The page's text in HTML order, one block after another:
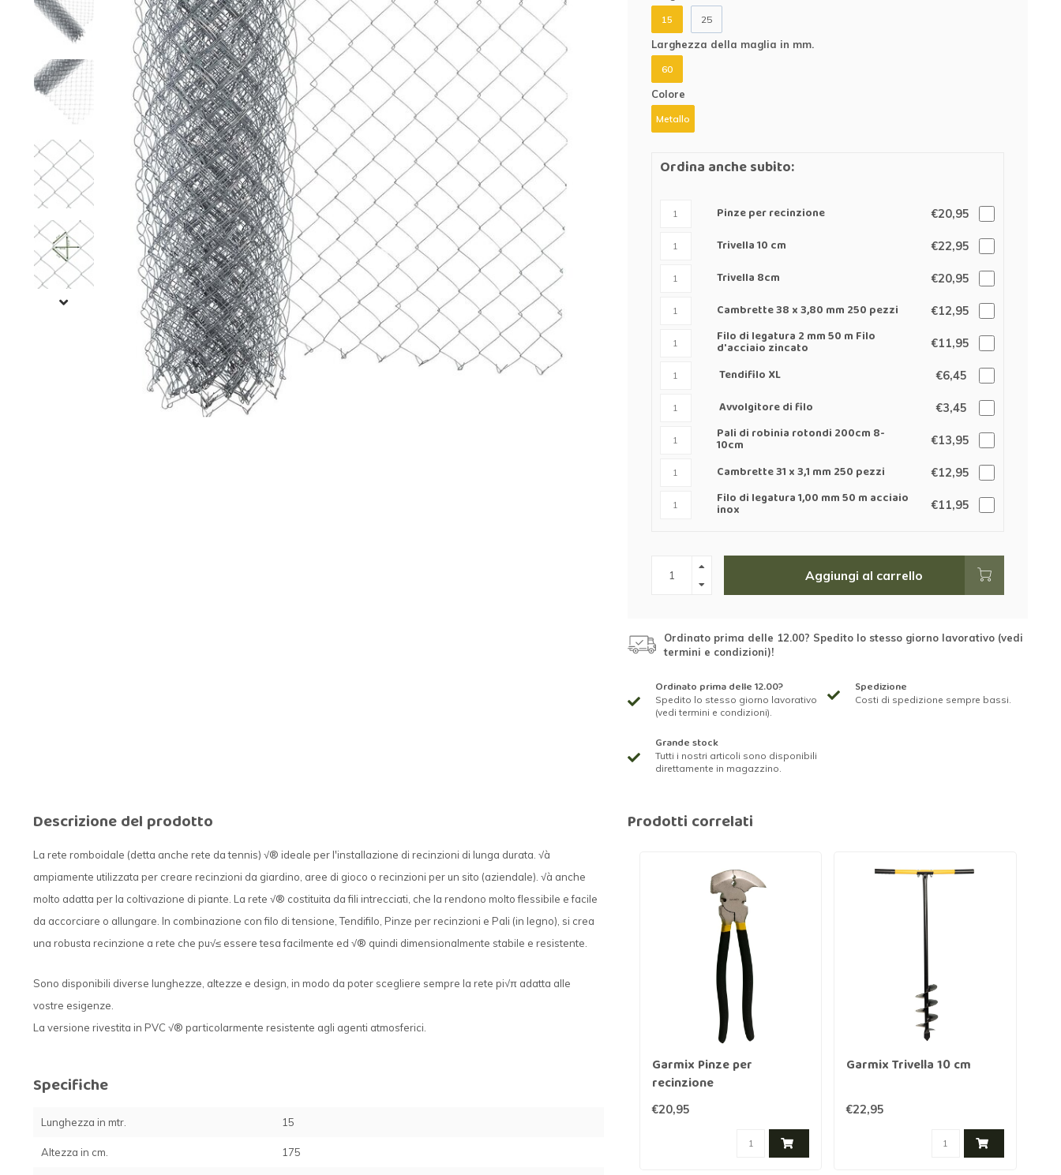
Rete esagonale
Rete ornamentale
Filo per rete
Rete anti-insetti
Rete per cavalli
Rete contro ratti
Reti per insetti
Rete contro tassi
Recinzione per lupi
Staccionata frangivista
Stuoie di canne
Recinzioni elettrificate
Filo spinato
Reti di protezione per
l'orto
Recinzioni grondaie
15 25
Larghezza della maglia in mm.
60
Colore
Metallo
Ordina anche subito:
Pinze per recinzione €20,95
Trivella 10 cm €22,95
Trivella 8cm €20,95
Cambrette 38 x 3,80 mm 250 pezzi €12,95
Filo di legatura 2 mm 50 m Filo
d'acciaio zincato €11,95
Tendifilo XL €6,45
Avvolgitore di filo €3,45
Pali di robinia rotondi 200cm 8-
10cm €13,95
Cambrette 31 x 3,1 mm 250 pezzi €12,95
Filo di legatura 1,00 mm 50 m acciaio
inox €11,95
Aggiungi al carrello
Ordinato prima delle 12.00? Spedito lo stesso giorno lavorativo (vedi
termini e condizioni)!
Ordinato prima delle 12.00?
Spedito lo stesso giorno lavorativo
(vedi termini e condizioni).
Spedizione
Costi di spedizione sempre bassi.
Grande stock
Tutti i nostri articoli sono disponibili
direttamente in magazzino.
Descrizione del prodotto
La rete romboidale (detta anche rete da tennis) √® ideale per l'installazione di recinzioni di lunga durata. √à
ampiamente utilizzata per creare recinzioni da giardino, aree di gioco o recinzioni per un sito (aziendale). √à anche
molto adatta per la coltivazione di piante. La rete √® costituita da fili intrecciati, che la rendono molto flessibile e facile
da accorciare o allungare. In combinazione con filo di tensione, Tendifilo, Pinze per recinzioni e Pali (in legno), si crea
una robusta recinzione a rete che pu√≤ essere tesa facilmente ed √® quindi dimensionalmente stabile e resistente.
Sono disponibili diverse lunghezze, altezze e design, in modo da poter scegliere sempre la rete pi√π adatta alle
vostre esigenze.
La versione rivestita in PVC √® particolarmente resistente agli agenti atmosferici.
Specifiche
Lunghezza in mtr. 15
Altezza in cm. 175
Prodotti correlati
Garmix Pinze per
recinzione
€20,95
Garmix Trivella 10 cm
€22,95